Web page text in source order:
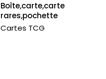
Boîte,carte,carte
rares,pochette
Cartes TCG